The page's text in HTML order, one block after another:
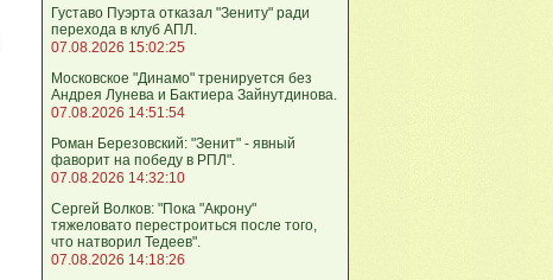
Густаво Пуэрта отказал "Зениту" ради
перехода в клуб АПЛ.
07.08.2026 15:02:25
Московское "Динамо" тренируется без
Андрея Лунева и Бактиера Зайнутдинова.
07.08.2026 14:51:54
Роман Березовский: "Зенит" - явный
фаворит на победу в РПЛ".
07.08.2026 14:32:10
Сергей Волков: "Пока "Акрону"
тяжеловато перестроиться после того,
что натворил Тедеев".
07.08.2026 14:18:26